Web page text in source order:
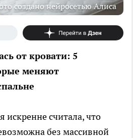
создано нейросетью Алиса
от кровати: 5
меняют
искренне считала, что
без массивной